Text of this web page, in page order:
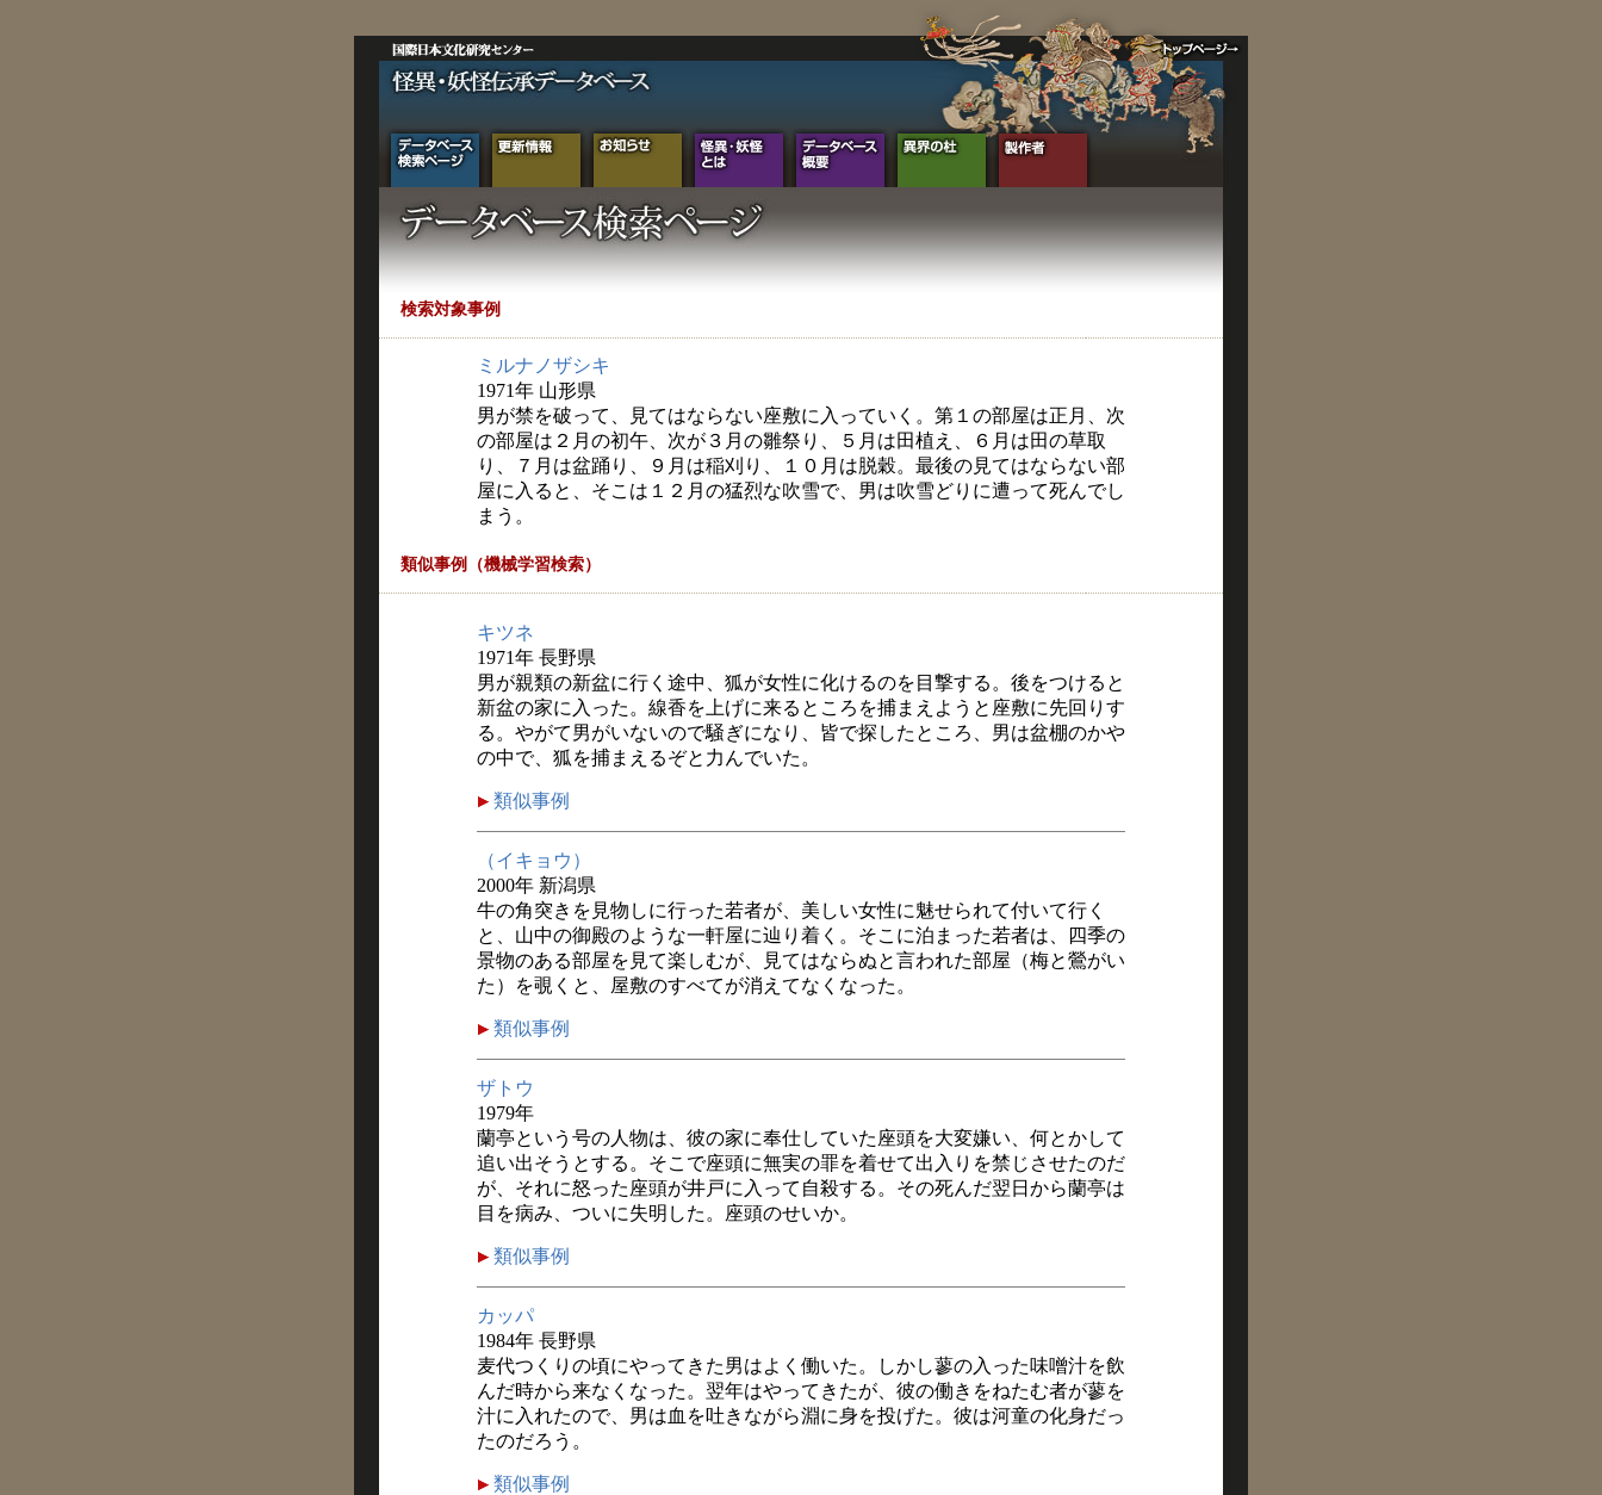
検索対象事例
ミルナノザシキ
1971年 山形県
男が禁を破って、見てはならない座敷に入っていく。第１の部屋は正月、次
の部屋は２月の初午、次が３月の雛祭り、５月は田植え、６月は田の草取
り、７月は盆踊り、９月は稲刈り、１０月は脱穀。最後の見てはならない部
屋に入ると、そこは１２月の猛烈な吹雪で、男は吹雪どりに遭って死んでし
まう。
類似事例（機械学習検索）
キツネ
1971年 長野県
男が親類の新盆に行く途中、狐が女性に化けるのを目撃する。後をつけると
新盆の家に入った。線香を上げに来るところを捕まえようと座敷に先回りす
る。やがて男がいないので騒ぎになり、皆で探したところ、男は盆棚のかや
の中で、狐を捕まえるぞと力んでいた。
類似事例
（イキョウ）
2000年 新潟県
牛の角突きを見物しに行った若者が、美しい女性に魅せられて付いて行く
と、山中の御殿のような一軒屋に辿り着く。そこに泊まった若者は、四季の
景物のある部屋を見て楽しむが、見てはならぬと言われた部屋（梅と鶯がい
た）を覗くと、屋敷のすべてが消えてなくなった。
類似事例
ザトウ
1979年
蘭亭という号の人物は、彼の家に奉仕していた座頭を大変嫌い、何とかして
追い出そうとする。そこで座頭に無実の罪を着せて出入りを禁じさせたのだ
が、それに怒った座頭が井戸に入って自殺する。その死んだ翌日から蘭亭は
目を病み、ついに失明した。座頭のせいか。
類似事例
カッパ
1984年 長野県
麦代つくりの頃にやってきた男はよく働いた。しかし蓼の入った味噌汁を飲
んだ時から来なくなった。翌年はやってきたが、彼の働きをねたむ者が蓼を
汁に入れたので、男は血を吐きながら淵に身を投げた。彼は河童の化身だっ
たのだろう。
類似事例